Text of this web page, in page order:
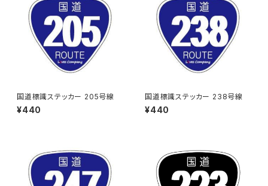
国道標識ステッカー 205号線
¥440
国道標識ステッカー 238号線
¥440